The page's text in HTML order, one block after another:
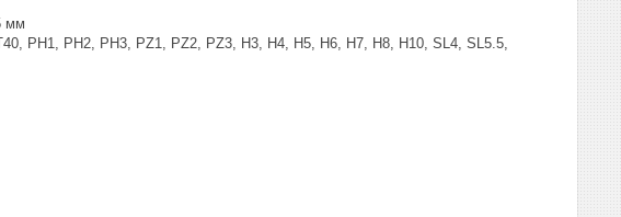
мм
PH1, PH2, PH3, PZ1, PZ2, PZ3, H3, H4, H5, H6, H7, H8, H10, SL4, SL5.5,